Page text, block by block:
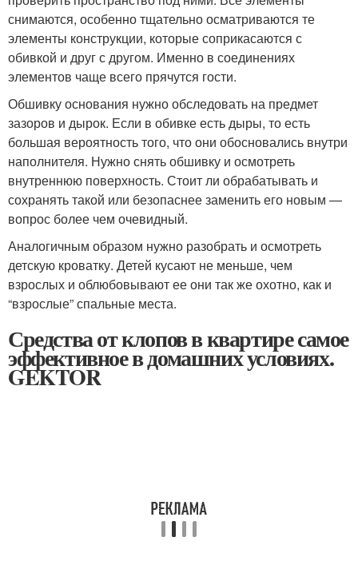
снимаются, особенно тщательно осматриваются те
элементы конструкции, которые соприкасаются с
обивкой и друг с другом. Именно в соединениях
элементов чаще всего прячутся гости.
Обшивку основания нужно обследовать на предмет
зазоров и дырок. Если в обивке есть дыры, то есть
большая вероятность того, что они обосновались внутри
наполнителя. Нужно снять обшивку и осмотреть
внутреннюю поверхность. Стоит ли обрабатывать и
сохранять такой или безопаснее заменить его новым —
вопрос более чем очевидный.
Аналогичным образом нужно разобрать и осмотреть
детскую кроватку. Детей кусают не меньше, чем
взрослых и облюбовывают ее они так же охотно, как и
“взрослые” спальные места.
Средства от клопов в квартире самое
эффективное в домашних условиях.
GEKTOR